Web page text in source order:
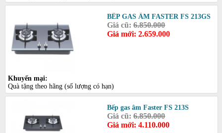
BẾP GAS ÂM FASTER FS 213GS
Giá cũ:6.850.000
Giá mới: 2.659.000
Khuyến mại:
Quà tặng theo hãng (số lượng có hạn)
Bếp gas âm Faster FS 213S
Giá cũ:6.850.000
Giá mới: 4.110.000